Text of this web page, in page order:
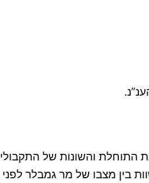
התוחלת והשונות של
כך נדרש להשוות בין מצבו של מר גמבלר